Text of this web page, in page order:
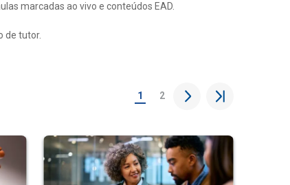
marcadas ao vivo e conteúdos EAD.
de tutor.
1 2